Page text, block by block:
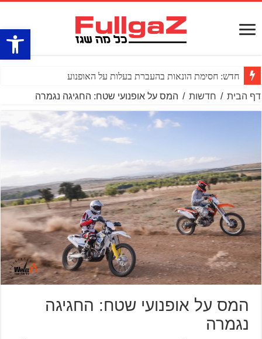
פתח
חדש: חסימת הונאות בהעברת בעלות על האופנוע
דף הבית / חדשות / המס על אופנועי שטח: החגיגה נגמרה
המס על אופנועי שטח: החגיגה
נגמרה